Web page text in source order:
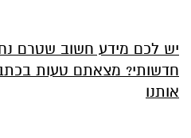
יש לכם מידע חשוב שטרם
חדשותי? מצאתם טעות
אותנו